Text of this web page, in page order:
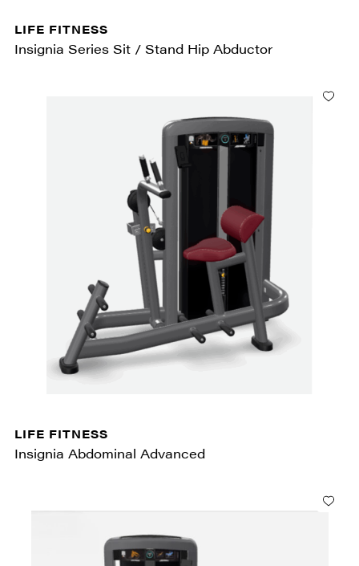
LIFE FITNESS
Insignia Series Sit / Stand Hip Abductor
LIFE FITNESS
Insignia Abdominal Advanced